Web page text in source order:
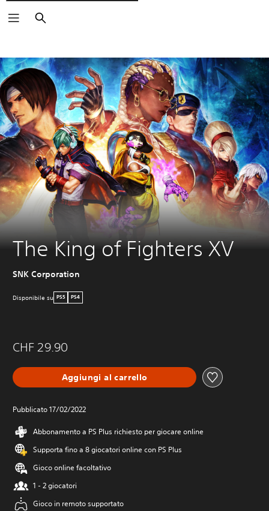
Cerca
The King of Fighters XV
SNK Corporation
Disponibile su PS5 PS4
CHF 29.90
Aggiungi al carrello
Pubblicato 17/02/2022
Abbonamento a PS Plus richiesto per giocare online
Supporta fino a 8 giocatori online con PS Plus
Gioco online facoltativo
1 - 2 giocatori
Gioco in remoto supportato